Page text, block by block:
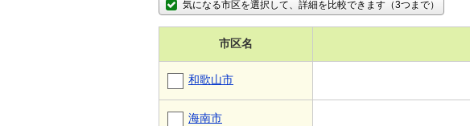
気になる市区を選択して、詳細を比較できます（3つまで）
市区名
和歌山市
海南市